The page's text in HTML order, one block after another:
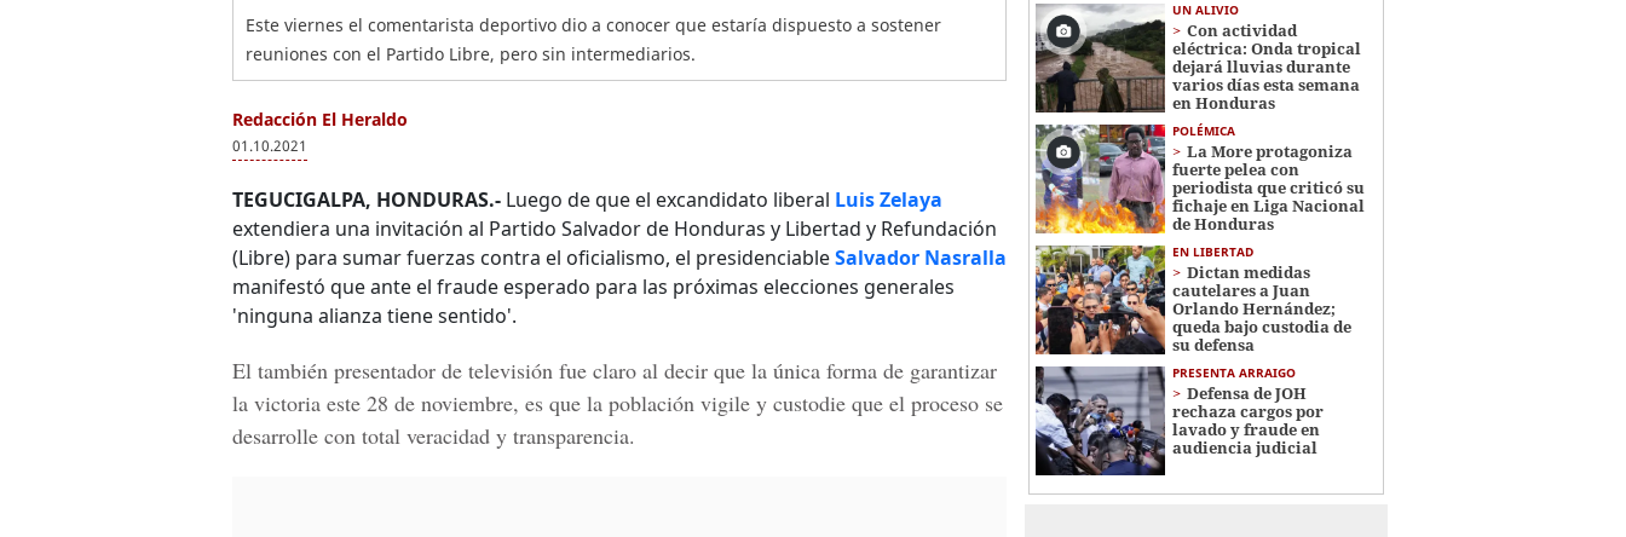
Este viernes el comentarista deportivo dio a conocer que estaría dispuesto a sostener
reuniones con el Partido Libre, pero sin intermediarios.
Redacción El Heraldo
01.10.2021
TEGUCIGALPA, HONDURAS.- Luego de que el excandidato liberal Luis Zelaya
extendiera una invitación al Partido Salvador de Honduras y Libertad y Refundación
(Libre) para sumar fuerzas contra el oficialismo, el presidenciableSalvador Nasralla
manifestó que ante el fraude esperado para las próximas elecciones generales
'ninguna alianza tiene sentido'.
El también presentador de televisión fue claro al decir que la única forma de garantizar
la victoria este 28 de noviembre, es que la población vigile y custodie que el proceso se
desarrolle con total veracidad y transparencia.
UN ALIVIO
Con actividad
eléctrica: Onda tropical
dejará lluvias durante
varios días esta semana
en Honduras
POLÉMICA
La More protagoniza
fuerte pelea con
periodista que criticó su
fichaje en Liga Nacional
de Honduras
EN LIBERTAD
Dictan medidas
cautelares a Juan
Orlando Hernández;
queda bajo custodia de
su defensa
PRESENTA ARRAIGO
Defensa de JOH
rechaza cargos por
lavado y fraude en
audiencia judicial